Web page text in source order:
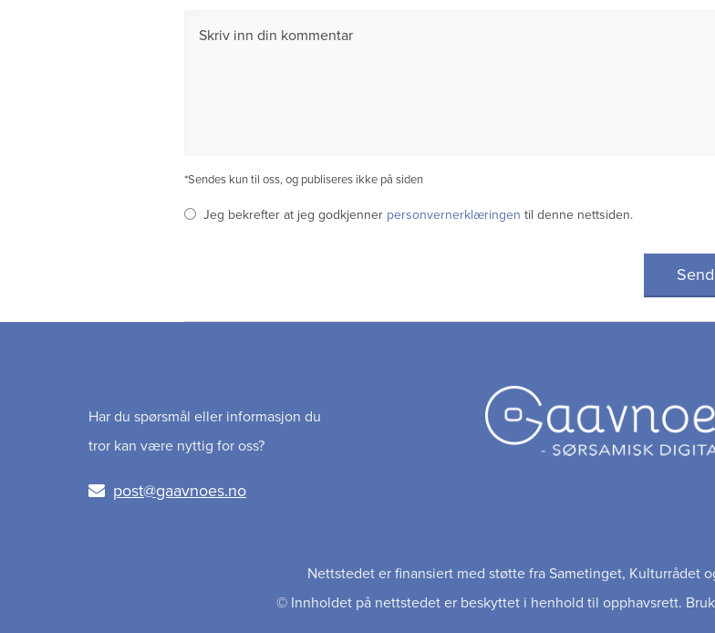
*Sendes kun til oss, og publiseres ikke på siden
Jeg bekrefter at jeg godkjenner personvernerklæringen til denne nettsiden.
Har du spørsmål eller informasjon du
tror kan være nyttig for oss?
post@gaavnoes.no
Nettstedet er finansiert med støtte fra Sametinget, Kulturrådet
© Innholdet på nettstedet er beskyttet i henhold til opphavsrett.